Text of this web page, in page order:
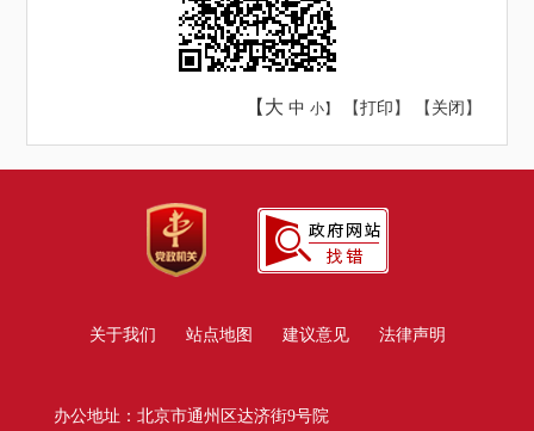
【大 中 小】 【打印 】 【 关闭 】
关于我们 站点地图 建议意见 法律声明
办公地址：北京市通州区达济街9号院